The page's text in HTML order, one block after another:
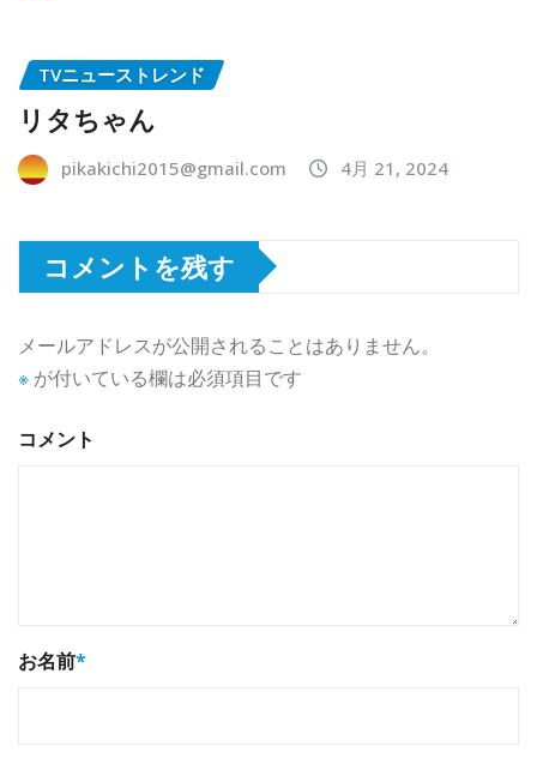
TVニューストレンド
リタちゃん
pikakichi2015@gmail.com 4月 21, 2024
コメントを残す
メールアドレスが公開されることはありません。
※ が付いている欄は必須項目です
コメント
お名前*